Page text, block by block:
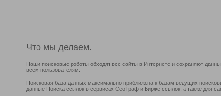
Что мы делаем.
Наши поисковые роботы обходят все сайты в Интернете и сохраняют
всем пользователям.
Поисковая база данных максимально приближена к базам ведущих
данные Поиска ссылок в сервисах СеоТраф и Бирже ссылок, а также для